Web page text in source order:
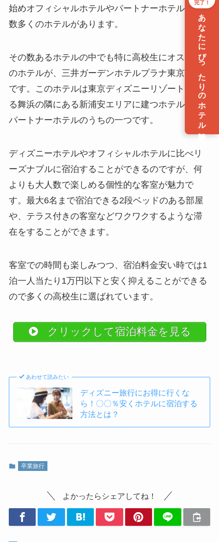
始めオフィシャルホテルやパートナーホテルなど
数多くのホテルがあります。
その数あるホテルの中でも特に高校生にオススメ
のホテルが、三井ガーデンホテルプラナ東京ベイ
です。このホテルは東京ディズニーリゾートのあ
る舞浜の隣にある新浦安エリアに建つホテルで、
パートナーホテルのうちの一つです。
ディズニーホテルやオフィシャルホテルに比べリ
ーズナブルに宿泊することができるのですが、何
よりも大人数で楽しめる個性的な客室が魅力で
す。最大6名まで宿泊できる2段ベッドのある部屋
や、テラス付きの客室などワクワクするような滞
在をすることができます。
客室での時間も楽しみつつ、宿泊料金安い時では1
泊一人当たり1万円以下と安く抑えることができる
ので多くの高校生に選ばれています。
クリックして宿泊料金を見る
あわせて読みたい
ディズニー旅行にお得に行くな
ら！〇〇％安くホテルに宿泊する
方法とは？
卒業旅行
よかったらシェアしてね！
完了！
あなたにぴったりのホテル診断